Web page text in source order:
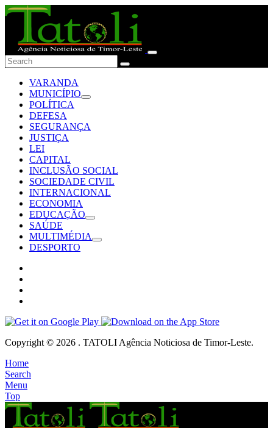
VARANDA
MUNICÍPIO
POLÍTICA
DEFESA
SEGURANÇA
JUSTIÇA
LEI
CAPITAL
INCLUSÃO SOCIAL
SOCIEDADE CIVIL
INTERNACIONAL
ECONOMIA
EDUCAÇÃO
SAÚDE
MULTIMÉDIA
DESPORTO
Copyright © 2026 . TATOLI Agência Noticiosa de Timor-Leste.
Home
Search
Menu
Top